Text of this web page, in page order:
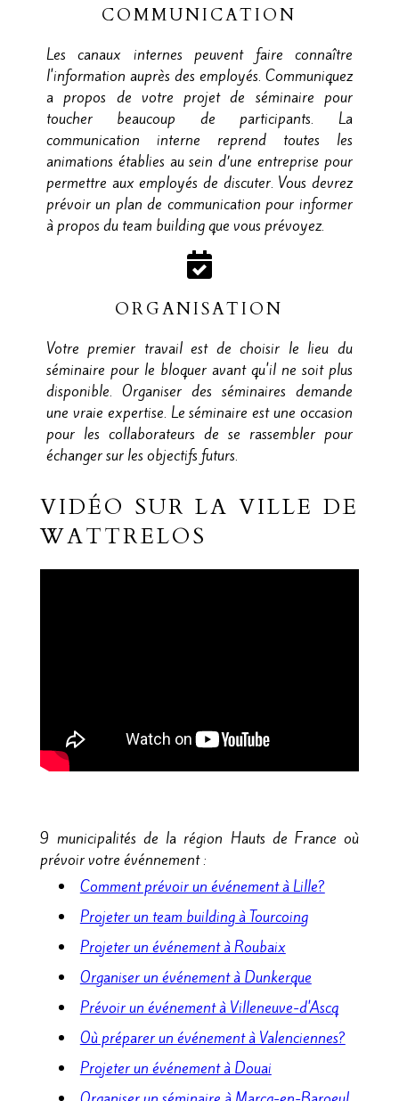
COMMUNICATION
Les canaux internes peuvent faire connaître
l'information auprès des employés. Communiquez
a propos de votre projet de séminaire pour
toucher beaucoup de participants. La
communication interne reprend toutes les
animations établies au sein d’une entreprise pour
permettre aux employés de discuter. Vous devrez
prévoir un plan de communication pour informer
à propos du team building que vous prévoyez.
ORGANISATION
Votre premier travail est de choisir le lieu du
séminaire pour le bloquer avant qu'il ne soit plus
disponible. Organiser des séminaires demande
une vraie expertise. Le séminaire est une occasion
pour les collaborateurs de se rassembler pour
échanger sur les objectifs futurs.
VIDÉO SUR LA VILLE DE
WATTRELOS
9 municipalités de la région Hauts de France où
prévoir votre événnement :
Comment prévoir un événement à Lille?
Projeter un team building à Tourcoing
Projeter un événement à Roubaix
Organiser un événement à Dunkerque
Prévoir un événement à Villeneuve-d'Ascq
Où préparer un événement à Valenciennes?
Projeter un événement à Douai